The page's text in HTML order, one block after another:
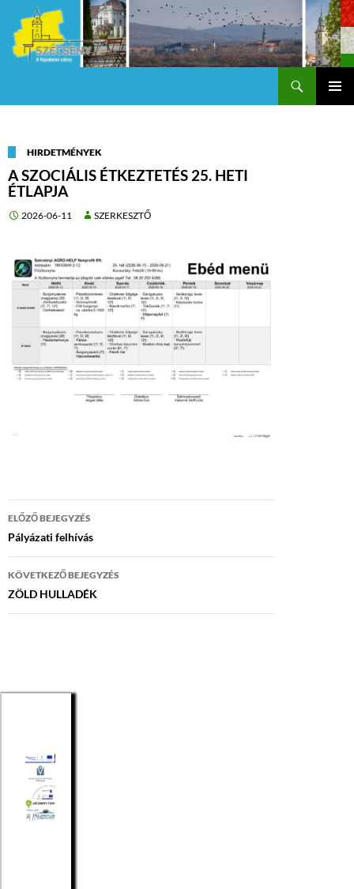
HIRDETMÉNYEK
A SZOCIÁLIS ÉTKEZTETÉS 25. HETI
ÉTLAPJA
2026-06-11 SZERKESZTŐ
Bejegyzés
navigáció
ELŐZŐ BEJEGYZÉS
Pályázati felhívás
KÖVETKEZŐ BEJEGYZÉS
ZÖLD HULLADÉK